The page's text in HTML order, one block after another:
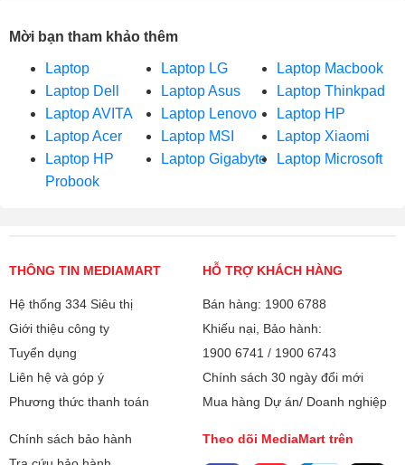
Mời bạn tham khảo thêm
Laptop Laptop LG
Laptop Macbook
Laptop Dell
Laptop Asus
Laptop Thinkpad
Laptop AVITA
Laptop Lenovo
Laptop HP
Laptop Acer
Laptop MSI
Laptop Xiaomi
Laptop HP
Probook
Laptop Gigabyte Laptop Microsoft
THÔNG TIN MEDIAMART
Hệ thống 334 Siêu thị
Giới thiệu công ty
Tuyển dụng
Liên hệ và góp ý
Phương thức thanh toán
HỖ TRỢ KHÁCH HÀNG
Bán hàng: 1900 6788
Khiếu nại, Bảo hành:
1900 6741 / 1900 6743
Chính sách 30 ngày đổi mới
Mua hàng Dự án/ Doanh nghiệp
Chính sách bảo hành
Theo dõi MediaMart trên